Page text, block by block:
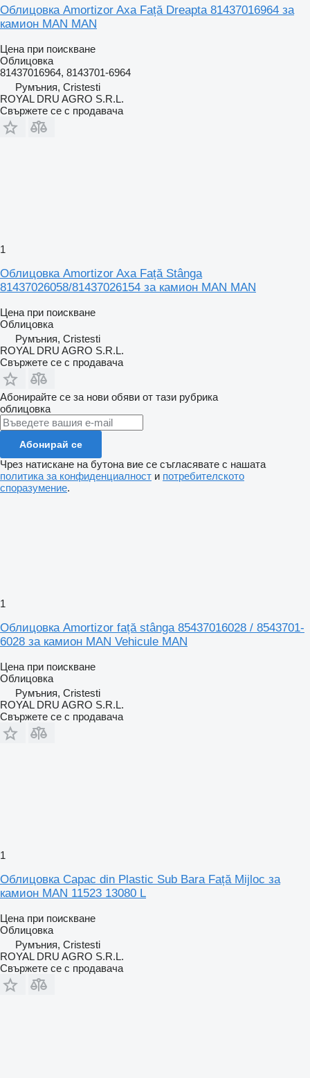
Облицовка Amortizor Axa Față Dreapta 81437016964 за
камион MAN MAN
Цена при поискване
Облицовка
81437016964, 8143701-6964
Румъния, Cristesti
ROYAL DRU AGRO S.R.L.
Свържете се с продавача
1
Облицовка Amortizor Axa Față Stânga
81437026058/81437026154 за камион MAN MAN
Цена при поискване
Облицовка
Румъния, Cristesti
ROYAL DRU AGRO S.R.L.
Свържете се с продавача
Абонирайте се за нови обяви от тази рубрика
облицовка
Абонирай се
Чрез натискане на бутона вие се съгласявате с нашата
политика за конфиденциалност и потребителското
споразумение.
1
Облицовка Amortizor față stânga 85437016028 / 8543701-
6028 за камион MAN Vehicule MAN
Цена при поискване
Облицовка
Румъния, Cristesti
ROYAL DRU AGRO S.R.L.
Свържете се с продавача
1
Облицовка Capac din Plastic Sub Bara Față Mijloc за
камион MAN 11523 13080 L
Цена при поискване
Облицовка
Румъния, Cristesti
ROYAL DRU AGRO S.R.L.
Свържете се с продавача